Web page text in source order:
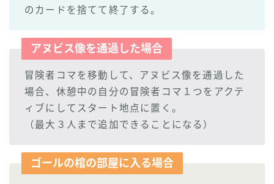
のカードを捨てて終了する。
アヌビス像を通過した場合
冒険者コマを移動して、アヌビス像を通過した
場合、休憩中の自分の冒険者コマ１つをアクテ
ィブにしてスタート地点に置く。
（最大３人まで追加できることになる）
ゴールの棺の部屋に入る場合